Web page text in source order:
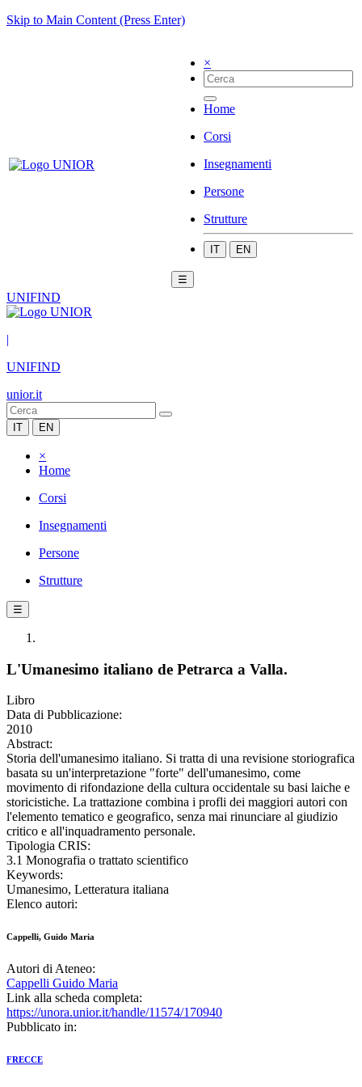
Skip to Main Content (Press Enter)
×
Home
Corsi
Insegnamenti
Persone
Strutture
IT EN
☰
UNIFIND
|
UNIFIND
unior.it
IT EN
×
Home
Corsi
Insegnamenti
Persone
Strutture
☰
L'Umanesimo italiano de Petrarca a Valla.
Libro
Data di Pubblicazione:
2010
Abstract:
Storia dell'umanesimo italiano. Si tratta di una revisione storiografica
basata su un'interpretazione "forte" dell'umanesimo, come
movimento di rifondazione della cultura occidentale su basi laiche e
storicistiche. La trattazione combina i profli dei maggiori autori con
l'elemento tematico e geografico, senza mai rinunciare al giudizio
critico e all'inquadramento personale.
Tipologia CRIS:
3.1 Monografia o trattato scientifico
Keywords:
Umanesimo, Letteratura italiana
Elenco autori:
Cappelli, Guido Maria
Autori di Ateneo:
Cappelli Guido Maria
Link alla scheda completa:
https://unora.unior.it/handle/11574/170940
Pubblicato in:
FRECCE